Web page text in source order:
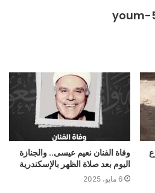
youm-
وفاة الفنان نعيم عيسى.. والجنازة
اليوم بعد صلاة الظهر بالإسكندرية
6 مايو، 2025